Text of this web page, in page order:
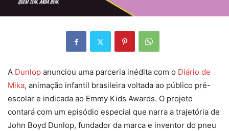
A Dunlop anunciou uma parceria inédita com o Diário de
Mika, animação infantil brasileira voltada ao público pré-
escolar e indicada ao Emmy Kids Awards. O projeto
contará com um episódio especial que narra a trajetória de
John Boyd Dunlop, fundador da marca e inventor do pneu